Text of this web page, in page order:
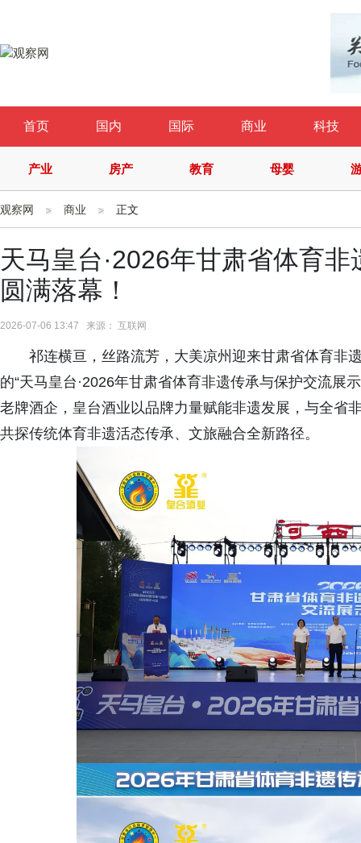
首页 国内 国际 商业 科技
产业 房产 教育 母婴
观察网 商业 正文
天马皇台·2026年甘肃省体育
圆满落幕！
2026-07-06 13:47 来源： 互联网
祁连横亘，丝路流芳，大美凉州迎来甘肃省体育非
的“天马皇台·2026年甘肃省体育非遗传承与保护交流展
老牌酒企，皇台酒业以品牌力量赋能非遗发展，与全省
共探传统体育非遗活态传承、文旅融合全新路径。